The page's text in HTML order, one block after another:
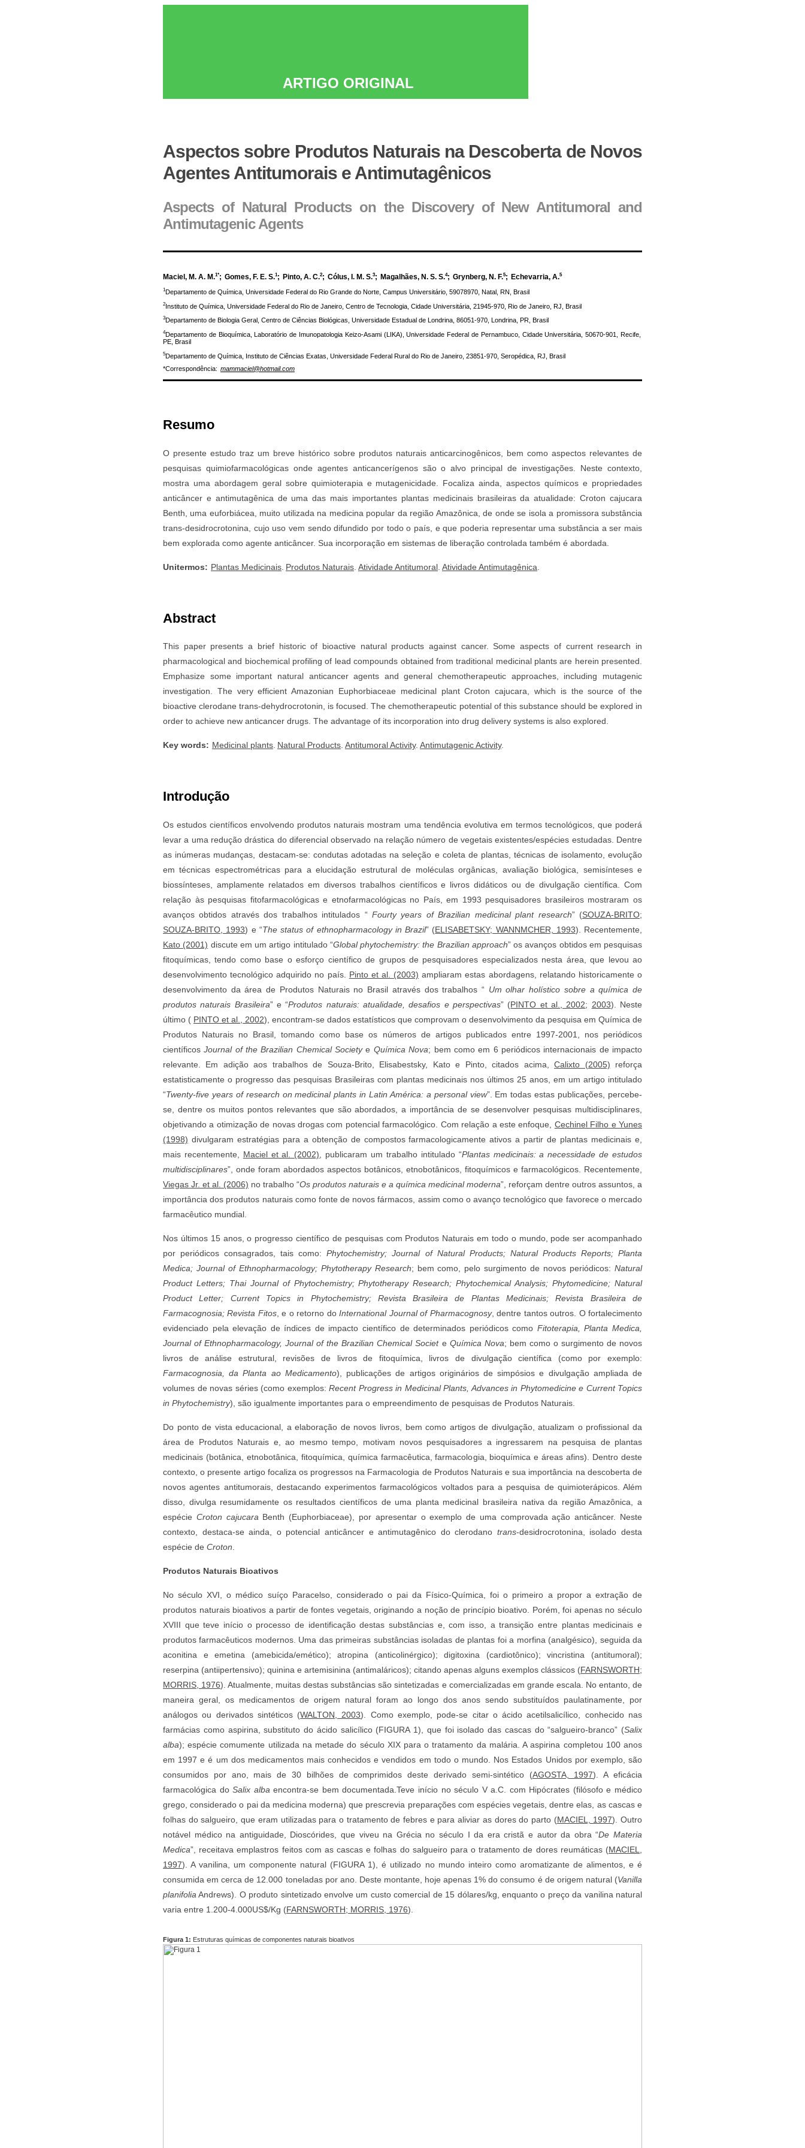
ARTIGO ORIGINAL
Aspectos sobre Produtos Naturais na Descoberta de Novos
Agentes Antitumorais e Antimutagênicos
Aspects of Natural Products on the Discovery of New Antitumoral and
Antimutagenic Agents
Maciel, M. A. M.1*; Gomes, F. E. S.1; Pinto, A. C.2; Cólus, I. M. S.3; Magalhães, N. S. S.4; Grynberg, N. F.5; Echevarria, A.5
1Departamento de Química, Universidade Federal do Rio Grande do Norte, Campus Universitário, 59078970, Natal, RN, Brasil
2Instituto de Química, Universidade Federal do Rio de Janeiro, Centro de Tecnologia, Cidade Universitária, 21945-970, Rio de Janeiro, RJ, Brasil
3Departamento de Biologia Geral, Centro de Ciências Biológicas, Universidade Estadual de Londrina, 86051-970, Londrina, PR, Brasil
4Departamento de Bioquímica, Laboratório de Imunopatologia Keizo-Asami (LIKA), Universidade Federal de Pernambuco, Cidade Universitária, 50670-901, Recife,
PE, Brasil
5Departamento de Química, Instituto de Ciências Exatas, Universidade Federal Rural do Rio de Janeiro, 23851-970, Seropédica, RJ, Brasil
*Correspondência: mammaciel@hotmail.com
Resumo
O presente estudo traz um breve histórico sobre produtos naturais anticarcinogênicos, bem como aspectos relevantes de
pesquisas quimiofarmacológicas onde agentes anticancerígenos são o alvo principal de investigações. Neste contexto,
mostra uma abordagem geral sobre quimioterapia e mutagenicidade. Focaliza ainda, aspectos químicos e propriedades
anticâncer e antimutagênica de uma das mais importantes plantas medicinais brasileiras da atualidade: Croton cajucara
Benth, uma euforbiácea, muito utilizada na medicina popular da região Amazônica, de onde se isola a promissora substância
trans-desidrocrotonina, cujo uso vem sendo difundido por todo o país, e que poderia representar uma substância a ser mais
bem explorada como agente anticâncer. Sua incorporação em sistemas de liberação controlada também é abordada.
Unitermos: Plantas Medicinais Produtos Naturais Atividade Antitumoral Atividade Antimutagênica
Abstract
This paper presents a brief historic of bioactive natural products against cancer. Some aspects of current research in
pharmacological and biochemical profiling of lead compounds obtained from traditional medicinal plants are herein presented.
Emphasize some important natural anticancer agents and general chemotherapeutic approaches, including mutagenic
investigation. The very efficient Amazonian Euphorbiaceae medicinal plant Croton cajucara, which is the source of the
bioactive clerodane trans-dehydrocrotonin, is focused. The chemotherapeutic potential of this substance should be explored in
order to achieve new anticancer drugs. The advantage of its incorporation into drug delivery systems is also explored.
Key words: Medicinal plants. Natural Products. Antitumoral Activity. Antimutagenic Activity.
Introdução
Os estudos científicos envolvendo produtos naturais mostram uma tendência evolutiva em termos tecnológicos, que poderá
levar a uma redução drástica do diferencial observado na relação número de vegetais existentes/espécies estudadas. Dentre
as inúmeras mudanças, destacam-se: condutas adotadas na seleção e coleta de plantas, técnicas de isolamento, evolução
em técnicas espectrométricas para a elucidação estrutural de moléculas orgânicas, avaliação biológica, semisínteses e
biossínteses, amplamente relatados em diversos trabalhos científicos e livros didáticos ou de divulgação científica. Com
relação às pesquisas fitofarmacológicas e etnofarmacológicas no País, em 1993 pesquisadores brasileiros mostraram os
avanços obtidos através dos trabalhos intitulados “ Fourty years of Brazilian medicinal plant research” (SOUZA-BRITO;
SOUZA-BRITO, 1993) e “The status of ethnopharmacology in Brazil” (ELISABETSKY; WANNMCHER, 1993). Recentemente,
Kato (2001) discute em um artigo intitulado “Global phytochemistry: the Brazilian approach” os avanços obtidos em pesquisas
fitoquímicas, tendo como base o esforço científico de grupos de pesquisadores especializados nesta área, que levou ao
desenvolvimento tecnológico adquirido no país. Pinto et al. (2003) ampliaram estas abordagens, relatando historicamente o
desenvolvimento da área de Produtos Naturais no Brasil através dos trabalhos “ Um olhar holístico sobre a química de
produtos naturais Brasileira” e “Produtos naturais: atualidade, desafios e perspectivas” (PINTO et al., 2002; 2003). Neste
último ( PINTO et al., 2002), encontram-se dados estatísticos que comprovam o desenvolvimento da pesquisa em Química de
Produtos Naturais no Brasil, tomando como base os números de artigos publicados entre 1997-2001, nos periódicos
científicosJournal of the Brazilian Chemical Societye Química Nova; bem como em 6 periódicos internacionais de impacto
relevante. Em adição aos trabalhos de Souza-Brito, Elisabestsky, Kato e Pinto, citados acima,Calixto (2005) reforça
estatisticamente o progresso das pesquisas Brasileiras com plantas medicinais nos últimos 25 anos, em um artigo intitulado
“Twenty-five years of research on medicinal plants in Latin América: a personal view”. Em todas estas publicações, percebe-
se, dentre os muitos pontos relevantes que são abordados, a importância de se desenvolver pesquisas multidisciplinares,
objetivando a otimização de novas drogas com potencial farmacológico. Com relação a este enfoque, Cechinel Filho e Yunes
(1998) divulgaram estratégias para a obtenção de compostos farmacologicamente ativos a partir de plantas medicinais e,
mais recentemente, Maciel et al. (2002) , publicaram um trabalho intitulado “Plantas medicinais: a necessidade de estudos
multidisciplinares”, onde foram abordados aspectos botânicos, etnobotânicos, fitoquímicos e farmacológicos. Recentemente,
Viegas Jr. et al. (2006) no trabalho “Os produtos naturais e a química medicinal moderna”, reforçam dentre outros assuntos, a
importância dos produtos naturais como fonte de novos fármacos, assim como o avanço tecnológico que favorece o mercado
farmacêutico mundial.
Nos últimos 15 anos, o progresso científico de pesquisas com Produtos Naturais em todo o mundo, pode ser acompanhado
por periódicos consagrados, tais como:Phytochemistry; Journal of Natural Products; Natural Products Reports; Planta
Medica; Journal of Ethnopharmacology; Phytotherapy Research; bem como, pelo surgimento de novos periódicos:Natural
Product Letters; Thai Journal of Phytochemistry; Phytotherapy Research; Phytochemical Analysis; Phytomedicine; Natural
Product Letter; Current Topics in Phytochemistry; Revista Brasileira de Plantas Medicinais; Revista Brasileira de
Farmacognosia; Revista Fitos, e o retorno doInternational Journal of Pharmacognosy, dentre tantos outros. O fortalecimento
evidenciado pela elevação de índices de impacto científico de determinados periódicos como Fitoterapia, Planta Medica,
Journal of Ethnopharmacology, Journal of the Brazilian Chemical Societe Química Nova; bem como o surgimento de novos
livros de análise estrutural, revisões de livros de fitoquímica, livros de divulgação científica (como por exemplo:
Farmacognosia, da Planta ao Medicamento), publicações de artigos originários de simpósios e divulgação ampliada de
volumes de novas séries (como exemplos: Recent Progress in Medicinal Plants, Advances in Phytomedicine e Current Topics
in Phytochemistry), são igualmente importantes para o empreendimento de pesquisas de Produtos Naturais.
Do ponto de vista educacional, a elaboração de novos livros, bem como artigos de divulgação, atualizam o profissional da
área de Produtos Naturais e, ao mesmo tempo, motivam novos pesquisadores a ingressarem na pesquisa de plantas
medicinais (botânica, etnobotânica, fitoquímica, química farmacêutica, farmacologia, bioquímica e áreas afins). Dentro deste
contexto, o presente artigo focaliza os progressos na Farmacologia de Produtos Naturais e sua importância na descoberta de
novos agentes antitumorais, destacando experimentos farmacológicos voltados para a pesquisa de quimioterápicos. Além
disso, divulga resumidamente os resultados científicos de uma planta medicinal brasileira nativa da região Amazônica, a
espécie Croton cajucara Benth (Euphorbiaceae), por apresentar o exemplo de uma comprovada ação anticâncer. Neste
contexto, destaca-se ainda, o potencial anticâncer e antimutagênico do clerodano trans-desidrocrotonina, isolado desta
espécie de Croton
Produtos Naturais Bioativos
No século XVI, o médico suíço Paracelso, considerado o pai da Físico-Química, foi o primeiro a propor a extração de
produtos naturais bioativos a partir de fontes vegetais, originando a noção de princípio bioativo. Porém, foi apenas no século
XVIII que teve início o processo de identificação destas substâncias e, com isso, a transição entre plantas medicinais e
produtos farmacêuticos modernos. Uma das primeiras substâncias isoladas de plantas foi a morfina (analgésico), seguida da
aconitina e emetina (amebicida/emético); atropina (anticolinérgico); digitoxina (cardiotônico); vincristina (antitumoral);
reserpina (antiipertensivo); quinina e artemisinina (antimaláricos); citando apenas alguns exemplos clássicos (FARNSWORTH;
MORRIS, 1976). Atualmente, muitas destas substâncias são sintetizadas e comercializadas em grande escala. No entanto, de
maneira geral, os medicamentos de origem natural foram ao longo dos anos sendo substituídos paulatinamente, por
análogos ou derivados sintéticos (WALTON, 2003). Como exemplo, pode-se citar o ácido acetilsalicílico, conhecido nas
farmácias como aspirina, substituto do ácido salicílico (FIGURA 1), que foi isolado das cascas do “salgueiro-branco” (Salix
alba); espécie comumente utilizada na metade do século XIX para o tratamento da malária. A aspirina completou 100 anos
em 1997 e é um dos medicamentos mais conhecidos e vendidos em todo o mundo. Nos Estados Unidos por exemplo, são
consumidos por ano, mais de 30 bilhões de comprimidos deste derivado semi-sintético (AGOSTA, 1997). A eficácia
farmacológica doSalix alba encontra-se bem documentada.Teve início no século V a.C. com Hipócrates (filósofo e médico
grego, considerado o pai da medicina moderna) que prescrevia preparações com espécies vegetais, dentre elas, as cascas e
folhas do salgueiro, que eram utilizadas para o tratamento de febres e para aliviar as dores do parto (MACIEL, 1997). Outro
notável médico na antiguidade, Dioscórides, que viveu na Grécia no século I da era cristã e autor da obra “De Materia
Medica”, receitava emplastros feitos com as cascas e folhas do salgueiro para o tratamento de dores reumáticas (MACIEL,
1997). A vanilina, um componente natural (FIGURA 1), é utilizado no mundo inteiro como aromatizante de alimentos, e é
consumida em cerca de 12.000 toneladas por ano. Deste montante, hoje apenas 1% do consumo é de origem natural (Vanilla
planifolia Andrews). O produto sintetizado envolve um custo comercial de 15 dólares/kg, enquanto o preço da vanilina natural
varia entre 1.200-4.000US$/Kg (FARNSWORTH; MORRIS, 1976).
Figura 1: Estruturas químicas de componentes naturais bioativos